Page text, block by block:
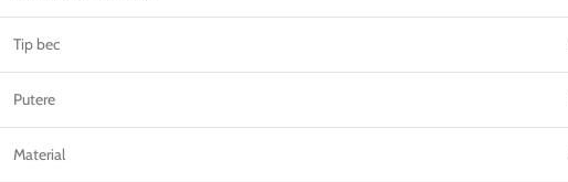
Tip bec
Putere
Material